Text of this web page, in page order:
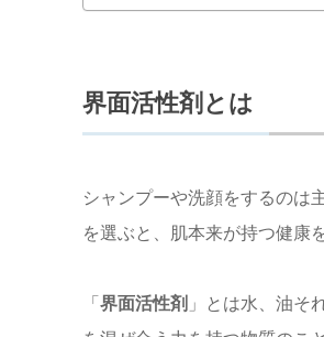
界面活性剤とは
シャンプーや洗顔をするのは
を選ぶと、肌本来が持つ健康
「界面活性剤」とは水、油そ